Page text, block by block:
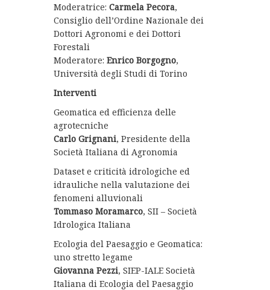
Moderatrice: Carmela Pecora,
Consiglio dell’Ordine Nazionale dei
Dottori Agronomi e dei Dottori
Forestali
Moderatore: Enrico Borgogno,
Università degli Studi di Torino
Interventi
Geomatica ed efficienza delle
agrotecniche
Carlo Grignani, Presidente della
Società Italiana di Agronomia
Dataset e criticità idrologiche ed
idrauliche nella valutazione dei
fenomeni alluvionali
Tommaso Moramarco, SII – Società
Idrologica Italiana
Ecologia del Paesaggio e Geomatica:
uno stretto legame
Giovanna Pezzi, SIEP-IALE Società
Italiana di Ecologia del Paesaggio